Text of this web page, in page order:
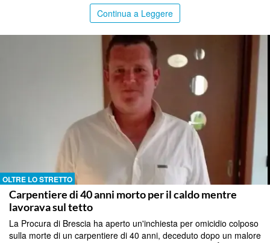
Continua a Leggere
OLTRE LO STRETTO
Carpentiere di 40 anni morto per il caldo mentre
lavorava sul tetto
La Procura di Brescia ha aperto un'inchiesta per omicidio colposo
sulla morte di un carpentiere di 40 anni, deceduto dopo un malore